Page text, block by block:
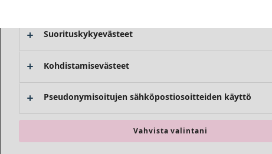
Suorituskykyevästeet
Kohdistamisevästeet
Pseudonymisoitujen sähköpostiosoitteiden käyttö
Vahvista valintani